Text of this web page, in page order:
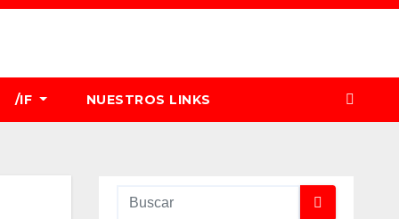
/IF NUESTROS LINKS